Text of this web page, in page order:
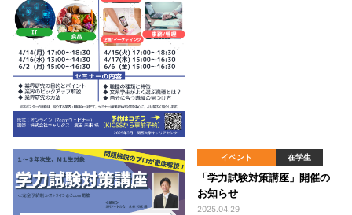
イベント 在学生
「学力試験対策講座」開催の
お知らせ
2025.04.29